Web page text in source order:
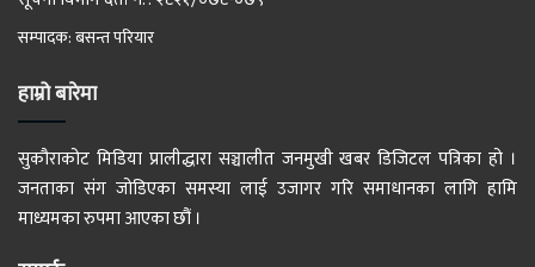
सम्पादक: बसन्त परियार
हाम्रो बारेमा
सुकौराकोट मिडिया प्रालीद्धारा सञ्चालीत जनमुखी खबर डिजिटल पत्रिका हो ।
जनताका संग जोडिएका समस्या लाई उजागर गरि समाधानका लागि हामि
माध्यमका रुपमा आएका छौं ।